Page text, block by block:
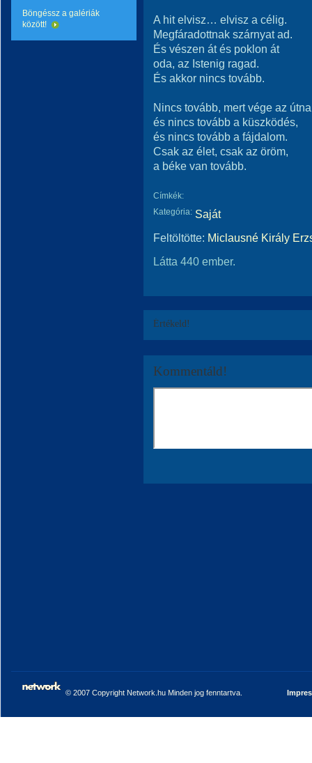
Böngéssz a galériák
között!
A hit elvisz… elvisz a célig.
Megfáradottnak szárnyat ad.
És vészen át és poklon át
oda, az Istenig ragad.
És akkor nincs tovább.
Nincs tovább, mert vége az
és nincs tovább a küszködés,
és nincs tovább a fájdalom.
Csak az élet, csak az öröm,
a béke van tovább.
Címkék:
Kategória: Saját
Feltöltötte: Miclausné Király
Látta 440 ember.
Értékeld!
Kommentáld!
© 2007 Copyright Network.hu Minden jog fenntartva.